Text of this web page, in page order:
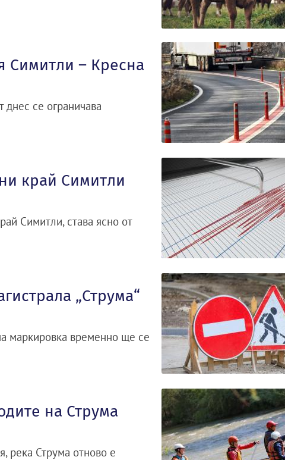
Симитли – Кресна
днес се ограничава
край Симитли
Симитли, става ясно от
„Струма“
маркировка временно ще се
на Струма
река Струма отново е